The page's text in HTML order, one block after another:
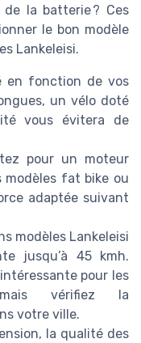
de la batterie ? Ces
le bon modèle
Lankeleisi.
en fonction de vos
un vélo doté
vous évitera de
pour un moteur
modèles fat bike ou
adaptée suivant
modèles Lankeleisi
jusqu’à 45 kmh.
pour les
mais vérifiez la
votre ville.
la qualité des